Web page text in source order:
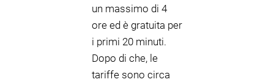
un massimo di 4
ore ed è gratuita per
i primi 20 minuti.
Dopo di che, le
tariffe sono circa